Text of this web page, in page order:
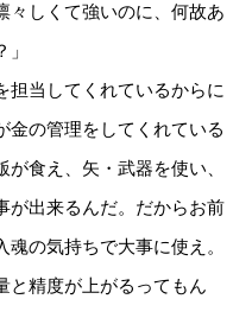
々しくて強いのに、何故あ
担当してくれているからに
金の管理をしてくれている
食え、矢・武器を使い、
が出来るんだ。だからお前
の気持ちで大事に使え。
と精度が上がるってもん